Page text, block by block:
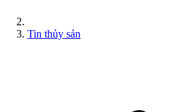
Tin thủy sản